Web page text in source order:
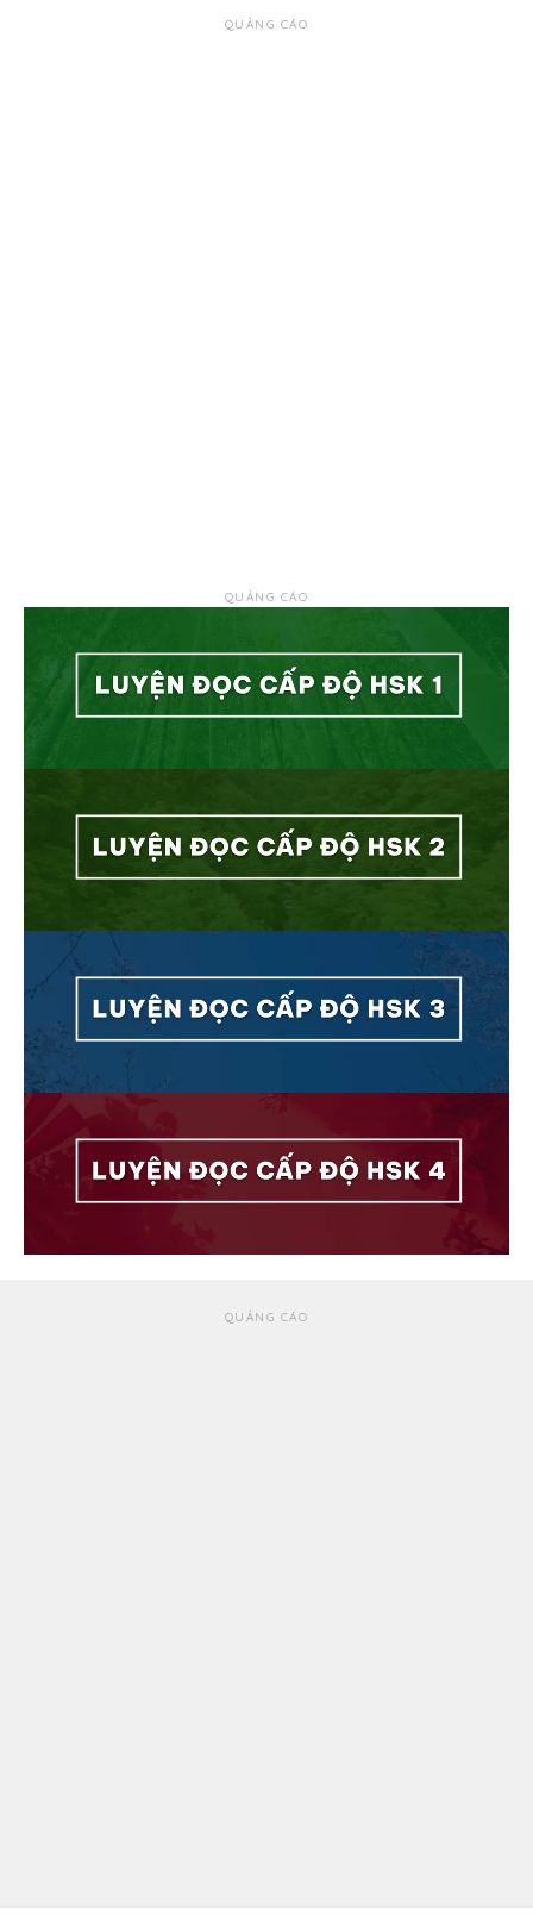
QUẢNG CÁO
QUẢNG CÁO
QUẢNG CÁO